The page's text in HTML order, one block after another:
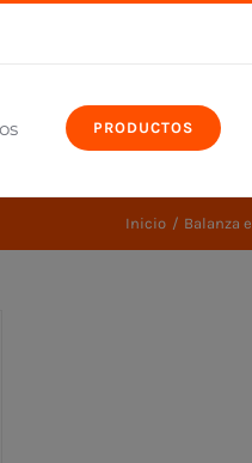
PRODUCTOS
Inicio Balanza